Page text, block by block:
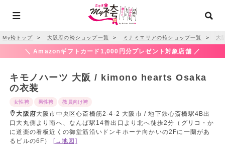
My袴トップ ＞ 大阪府の袴ショップ一覧 ＞ ミナミエリアの袴ショップ一覧 ＞ 大
＼ Amazonギフトカード1,000円分プレゼント対象店舗 ／
キモノハーツ 大阪 / kimono hearts Osaka
の衣装
女性袴 男性袴 教員向け袴
大阪府大阪市中央区心斎橋筋2-4-2 大阪市 / 地下鉄心斎橋駅4B出
口大丸側より南へ、なんば駅14番出口より北へ徒歩2分（グリコ・か
に道楽の看板近くの御堂筋沿いドンキホーテ向かいの2Fに一蘭があ
るビルの6F） [→地図]